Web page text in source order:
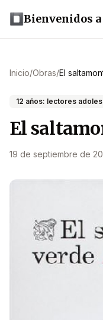
Bienvenidos
Inicio/Obras/El
12 años: lectores
El
19 de septiembre de